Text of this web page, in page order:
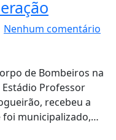
Nenhum comentário
de Bombeiros na
Professor
recebeu a
foi municipalizado,…